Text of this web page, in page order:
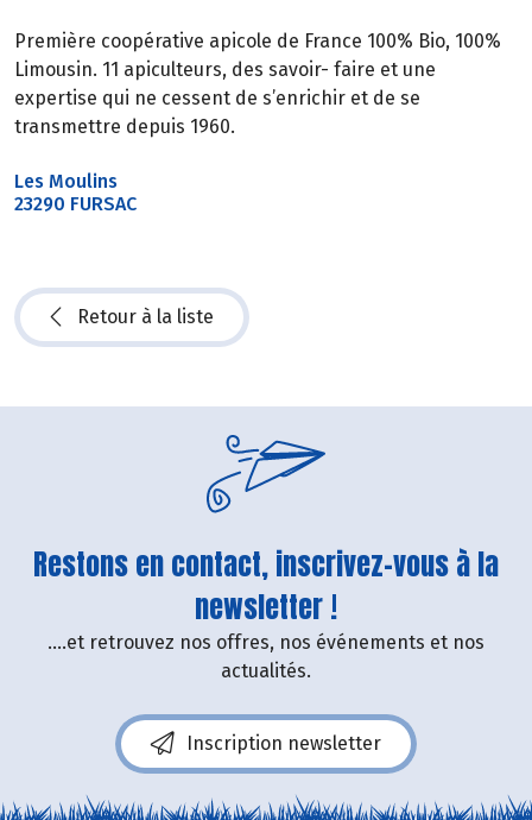
Première coopérative apicole de France 100% Bio, 100%
Limousin. 11 apiculteurs, des savoir- faire et une
expertise qui ne cessent de s’enrichir et de se
transmettre depuis 1960.
Les Moulins
23290 FURSAC
Retour à la liste
Restons en contact, inscrivez-vous à la
newsletter !
....et retrouvez nos offres, nos événements et nos
actualités.
Inscription newsletter